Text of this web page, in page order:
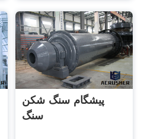
پیشگام سنگ شکن
سنگ